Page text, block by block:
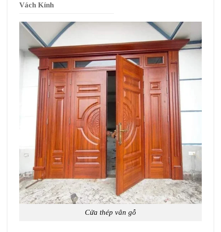
Vách Kính
Cửa thép vân gỗ